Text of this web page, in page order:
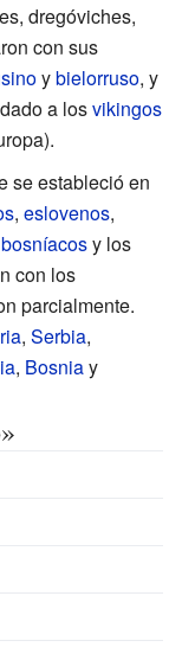
dregóviches,
con sus
ybielorruso, y
a losvikingos
se estableció en
, eslovenos,
bosníacosy los
con los
parcialmente.
, Serbia,
, Bosniay